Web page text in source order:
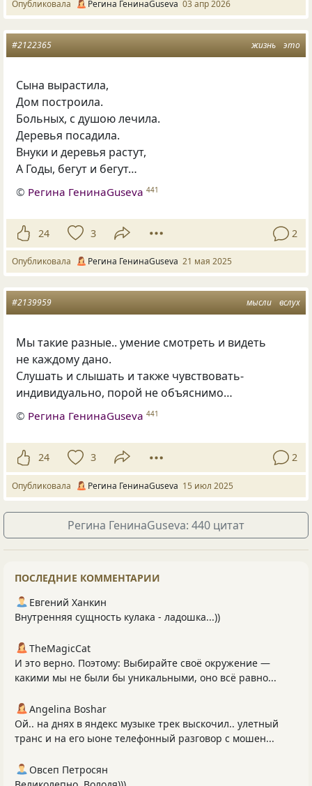
Опубликовала Регина ГенинаGuseva 03 апр 2026
жизнь это
#2122365
Сына вырастила,
Дом построила.
Больных, с душою лечила.
Деревья посадила.
Внуки и деревья растут,
А Годы, бегут и бегут…
© Регина ГенинаGuseva 441
24 3 2
Опубликовала Регина ГенинаGuseva 21 мая 2025
мысли вслух
#2139959
Мы такие разные.. умение смотреть и видеть
не каждому дано.
Слушать и слышать и также чувствовать-
индивидуально, порой не объяснимо…
© Регина ГенинаGuseva 441
24 3 2
Опубликовала Регина ГенинаGuseva 15 июл 2025
Регина ГенинаGuseva: 440 цитат
ПОСЛЕДНИЕ КОММЕНТАРИИ
Евгений Ханкин
Внутренняя сущность кулака - ладошка...))
TheMagicCat
И это верно. Поэтому: Выбирайте своё окружение —
какими мы не были бы уникальными, оно всё равно...
Angelina Boshar
Ой.. на днях в яндекс музыке трек выскочил.. улетный
транс и на его ыоне телефонный разговор с мошен...
Овсеп Петросян